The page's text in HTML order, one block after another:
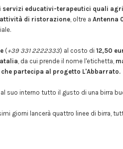
servizi educativi-terapeutici quali
di ristorazione , oltre a Antenna
(+39 331 2222333) al costo di 12,50
, da cui prende il nome l'etichetta,
partecipa al progetto L'Abbarrato.
al suo interno tutto il gusto di una birra
giorni lancerà quattro linee di birra,